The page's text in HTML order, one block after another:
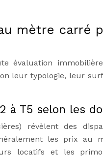
mètre carré
évaluation
leur typologie, leur
à T5 selon les
révèlent des
les prix au
locatifs et les